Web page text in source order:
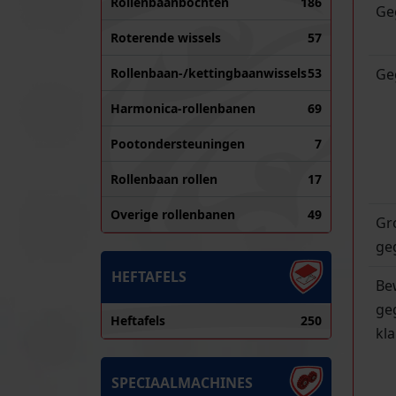
Roterende wissels 57
Rollenbaan-/kettingbaanwissels53
Harmonica-rollenbanen 69
Pootondersteuningen 7
Rollenbaan rollen 17
Overige rollenbanen 49
HEFTAFELS
Heftafels 250
SPECIAALMACHINES